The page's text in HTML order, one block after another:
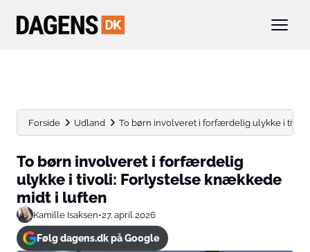
Forside Udland To børn involveret i forfærdelig ulykke i
To børn involveret i forfærdelig
ulykke i tivoli: Forlystelse knækkede
midt i luften
Kamille Isaksen•27. april 2026
Følg dagens.dk på Google